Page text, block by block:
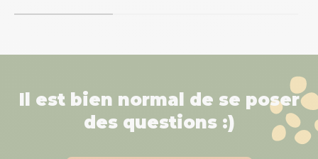
Il est bien normal de se poser
des questions :)